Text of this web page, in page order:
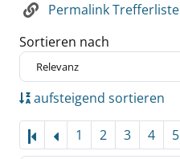
Permalink Trefferliste
Sortieren nach
aufsteigend sortieren
1 2 3 4 5